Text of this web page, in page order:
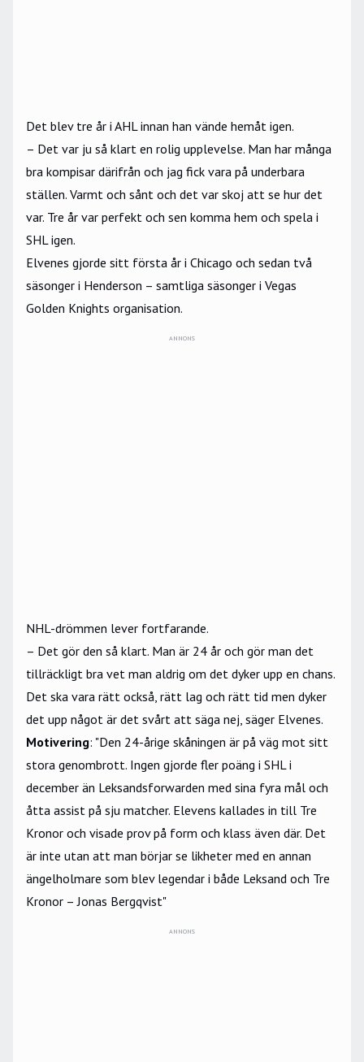
Det blev tre år i AHL innan han vände hemåt igen.
– Det var ju så klart en rolig upplevelse. Man har många
bra kompisar därifrån och jag fick vara på underbara
ställen. Varmt och sånt och det var skoj att se hur det
var. Tre år var perfekt och sen komma hem och spela i
SHL igen.
Elvenes gjorde sitt första år i Chicago och sedan två
säsonger i Henderson – samtliga säsonger i Vegas
Golden Knights organisation.
ANNONS
NHL-drömmen lever fortfarande.
– Det gör den så klart. Man är 24 år och gör man det
tillräckligt bra vet man aldrig om det dyker upp en chans.
Det ska vara rätt också, rätt lag och rätt tid men dyker
det upp något är det svårt att säga nej, säger Elvenes.
Motivering: "Den 24-årige skåningen är på väg mot sitt
stora genombrott. Ingen gjorde fler poäng i SHL i
december än Leksandsforwarden med sina fyra mål och
åtta assist på sju matcher. Elevens kallades in till Tre
Kronor och visade prov på form och klass även där. Det
är inte utan att man börjar se likheter med en annan
ängelholmare som blev legendar i både Leksand och Tre
Kronor – Jonas Bergqvist"
ANNONS